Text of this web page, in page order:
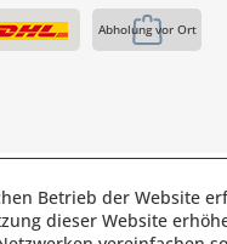
Abholung vor Ort
© Paul's Mühle |
Fax:
Betrieb der Website
dieser Website